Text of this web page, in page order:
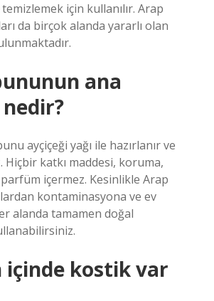
için kullanılır. Arap
da birçok alanda yararlı olan
ana
ayçiçeği yağı ile hazırlanır ve
Hiçbir katkı maddesi, koruma,
içermez. Kesinlikle Arap
kontaminasyona ve ev
alanda tamamen doğal
içinde kostik var